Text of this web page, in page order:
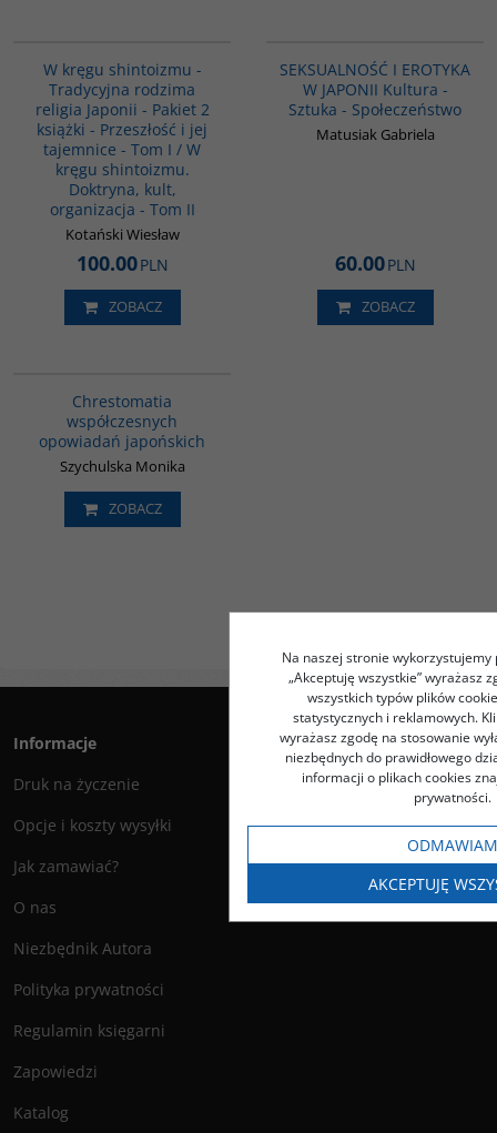
W kręgu shintoizmu -
Tradycyjna rodzima
religia Japonii - Pakiet 2
książki - Przeszłość i jej
tajemnice - Tom I / W
kręgu shintoizmu.
Doktryna, kult,
organizacja - Tom II
Kotański Wiesław
100.00PLN
ZOBACZ
SEKSUALNOŚĆ I EROTYKA
W JAPONII Kultura -
Sztuka - Społeczeństwo
Matusiak Gabriela
60.00PLN
ZOBACZ
Chrestomatia
współczesnych
opowiadań japońskich
Szychulska Monika
ZOBACZ
Informacje
Druk na życzenie
Opcje i koszty wysyłki
Jak zamawiać?
O nas
Niezbędnik Autora
Polityka prywatności
Regulamin księgarni
Zapowiedzi
Katalog
Na naszej stronie wykorzystujemy
„Akceptuję wszystkie” wyrażasz
wszystkich typów plików
statystycznych i reklamowych.
wyrażasz zgodę na stosowanie
niezbędnych do prawidłowego
informacji o plikach cookies
prywatności.
ODMAWIAM
AKCEPTUJĘ